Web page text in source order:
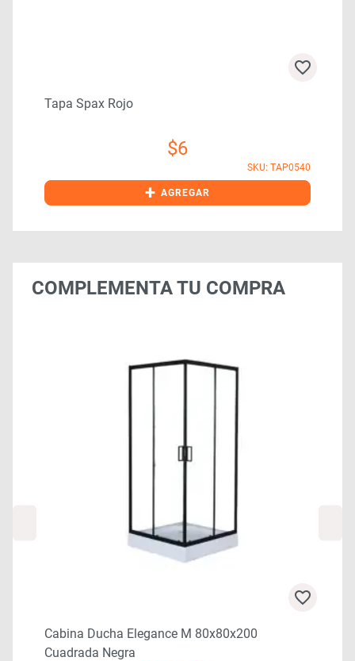
Tapa Spax Rojo
$6
SKU: TAP0540
+ AGREGAR
COMPLEMENTA TU COMPRA
Cabina Ducha Elegance M 80x80x200
Cuadrada Negra